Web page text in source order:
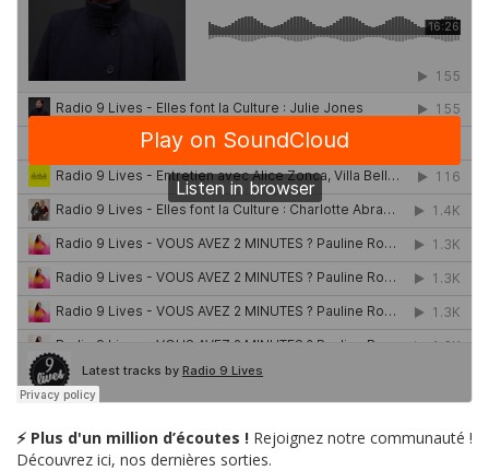
⚡ Plus d'un million d’écoutes ! Rejoignez notre communauté !
Découvrez ici, nos dernières sorties.